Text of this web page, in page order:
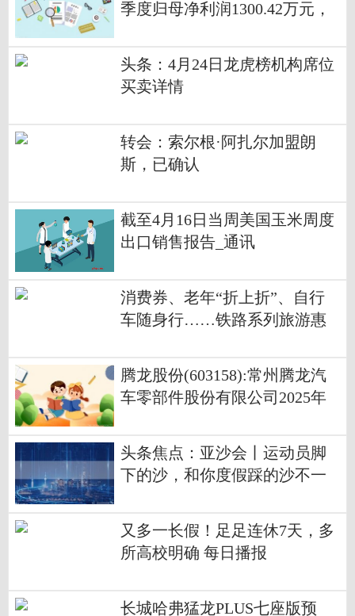
季度归母净利润1300.42万元，
头条：4月24日龙虎榜机构席位
买卖详情
转会：索尔根·阿扎尔加盟朗
斯，已确认
截至4月16日当周美国玉米周度
出口销售报告_通讯
消费券、老年“折上折”、自行
车随身行……铁路系列旅游惠
腾龙股份(603158):常州腾龙汽
车零部件股份有限公司2025年
头条焦点：亚沙会丨运动员脚
下的沙，和你度假踩的沙不一
又多一长假！足足连休7天，多
所高校明确 每日播报
长城哈弗猛龙PLUS七座版预